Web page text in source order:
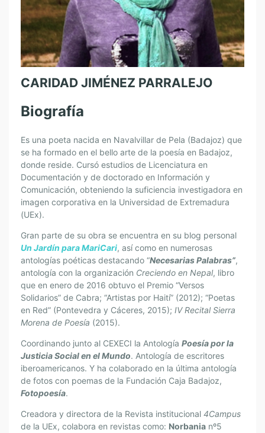
CARIDAD JIMÉNEZ PARRALEJO
Biografía
Es una poeta nacida en Navalvillar de Pela (Badajoz) que
se ha formado en el bello arte de la poesía en Badajoz,
donde reside. Cursó estudios de Licenciatura en
Documentación y de doctorado en Información y
Comunicación, obteniendo la suficiencia investigadora en
imagen corporativa en la Universidad de Extremadura
(UEx).
Gran parte de su obra se encuentra en su blog personal
Un Jardín para MariCari, así como en numerosas
antologías poéticas destacando “Necesarias Palabras”,
antología con la organización Creciendo en Nepal, libro
que en enero de 2016 obtuvo el Premio “Versos
Solidarios” de Cabra; “Artistas por Haití” (2012); “Poetas
en Red” (Pontevedra y Cáceres, 2015); IV Recital Sierra
Morena de Poesía (2015).
Coordinando junto al CEXECI la Antología Poesía por la
Justicia Social en el Mundo. Antología de escritores
iberoamericanos. Y ha colaborado en la última antología
de fotos con poemas de la Fundación Caja Badajoz,
Fotopoesía.
Creadora y directora de la Revista institucional 4Campus
de la UEx, colabora en revistas como: Norbania nº5